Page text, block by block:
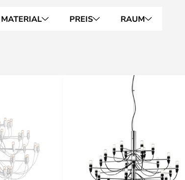
MATERIAL PREIS RAUM